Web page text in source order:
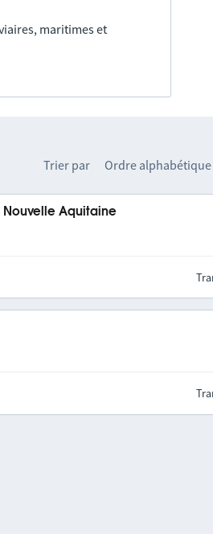
maritimes et
Trier par Ordre alphabétique
Aquitaine